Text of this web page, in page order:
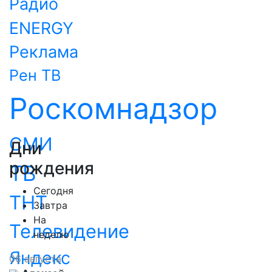
ENERGY
Реклама
Рен ТВ
Роскомнадзор
СМИ
ТВ
ТНТ
Телевидение
Яндекс
Дни
рождения
Сегодня
Завтра
На
неделю
06 августа